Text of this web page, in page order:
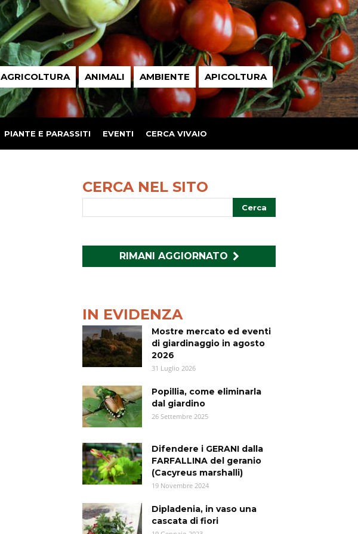
AGRICOLTURA ANIMALI AMBIENTE APICOLTURA
PIANTE E PARASSITI EVENTI CERCA VIVAIO
CERCA NEL SITO
RIMANI AGGIORNATO
IN EVIDENZA
Mostre mercato ed eventi
di giardinaggio in agosto
2026
31 Luglio 2026
Popillia, come eliminarla
dal giardino
26 Settembre 2025
Difendere i GERANI dalla
FARFALLINA del geranio
(Cacyreus marshalli)
19 Novembre 2024
Dipladenia, in vaso una
cascata di fiori